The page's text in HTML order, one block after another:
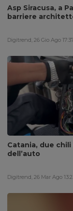
Asp Siracusa, a
barriere
Digitrend, 26 Gio Ago
Catania, due
dell’auto
Digitrend, 26 Mar Ago